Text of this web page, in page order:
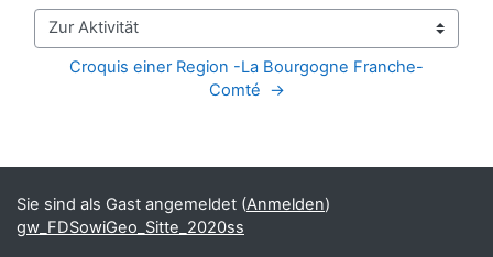
Zur Aktivität
Croquis einer Region -La Bourgogne Franche-
Comté  →
Ergänzungsblöcke
Sie sind als Gast angemeldet (Anmelden)
gw_FDSowiGeo_Sitte_2020ss